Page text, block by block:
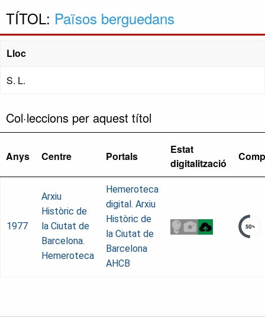
TÍTOL: Països berguedans
Lloc
S. L.
Col·leccions per aquest títol
Anys Centre Portals
Estat
digitalització
1977
Arxiu
Històric de
la Ciutat de
Barcelona.
Hemeroteca
Hemeroteca
digital. Arxiu
Històric de
la Ciutat de
Barcelona
AHCB